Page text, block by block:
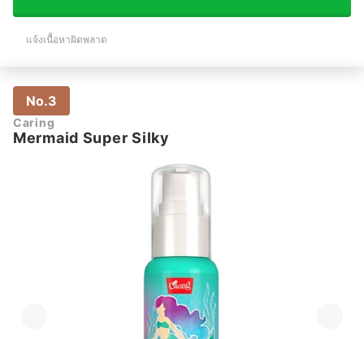
แจ้งเนื้อหาผิดพลาด
No.3
Caring
Mermaid Super Silky